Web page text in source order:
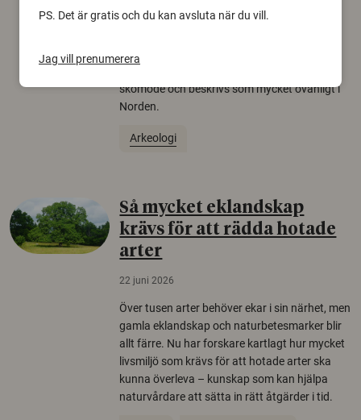
skomode och beskrivs som mycket ovanligt i
Norden.
Arkeologi
Så mycket eklandskap
krävs för att rädda hotade
arter
22 juni 2026
Över tusen arter behöver ekar i sin närhet, men
gamla eklandskap och naturbetesmarker blir
allt färre. Nu har forskare kartlagt hur mycket
livsmiljö som krävs för att hotade arter ska
kunna överleva – kunskap som kan hjälpa
naturvårdare att sätta in rätt åtgärder i tid.
PS. Det är gratis och du kan avsluta när du vill.
Jag vill prenumerera